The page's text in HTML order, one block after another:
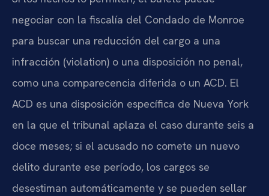
negociar con la fiscalía del Condado de Monroe
para buscar una reducción del cargo a una
infracción (violation) o una disposición no penal,
como una comparecencia diferida o un ACD. El
ACD es una disposición específica de Nueva York
en la que el tribunal aplaza el caso durante seis a
doce meses; si el acusado no comete un nuevo
delito durante ese período, los cargos se
desestiman automáticamente y se pueden sellar